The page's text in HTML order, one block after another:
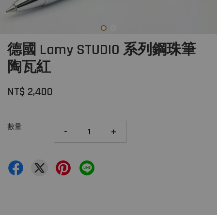
德國 Lamy STUDIO 系列鋼珠筆
陶瓦紅
NT$ 2,400
數量 - +